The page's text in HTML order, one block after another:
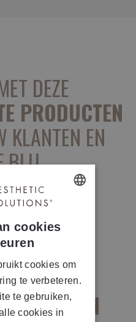
DEZE
PRODUCTEN
KLANTEN EN
BLIJ.
FRENCH
cookies
cookies om
te verbeteren.
te gebruiken,
cookies in